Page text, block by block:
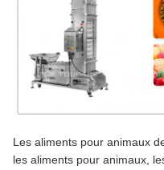
Les aliments pour animaux
les aliments pour animaux,